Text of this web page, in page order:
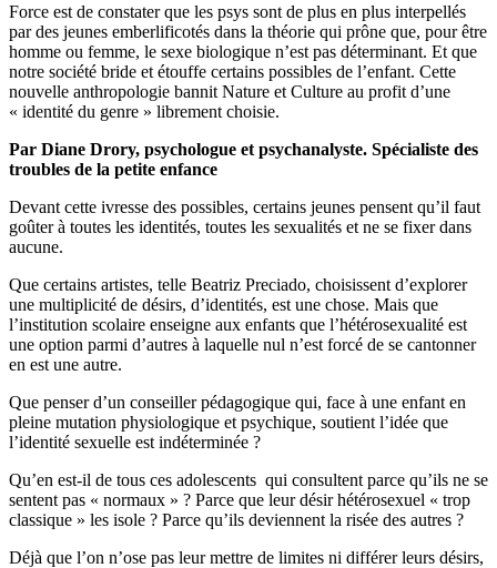
Force est de constater que les psys sont de plus en plus interpellés
par des jeunes emberlificotés dans la théorie qui prône que, pour être
homme ou femme, le sexe biologique n’est pas déterminant. Et que
notre société bride et étouffe certains possibles de l’enfant. Cette
nouvelle anthropologie bannit Nature et Culture au profit d’une
« identité du genre » librement choisie.
Par Diane Drory, psychologue et psychanalyste. Spécialiste des
troubles de la petite enfance
Devant cette ivresse des possibles, certains jeunes pensent qu’il faut
goûter à toutes les identités, toutes les sexualités et ne se fixer dans
aucune.
Que certains artistes, telle Beatriz Preciado, choisissent d’explorer
une multiplicité de désirs, d’identités, est une chose. Mais que
l’institution scolaire enseigne aux enfants que l’hétérosexualité est
une option parmi d’autres à laquelle nul n’est forcé de se cantonner
en est une autre.
Que penser d’un conseiller pédagogique qui, face à une enfant en
pleine mutation physiologique et psychique, soutient l’idée que
l’identité sexuelle est indéterminée ?
Qu’en est-il de tous ces adolescents qui consultent parce qu’ils ne se
sentent pas « normaux » ? Parce que leur désir hétérosexuel « trop
classique » les isole ? Parce qu’ils deviennent la risée des autres ?
Déjà que l’on n’ose pas leur mettre de limites ni différer leurs désirs,